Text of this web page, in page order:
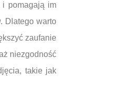
i pomagają im
Dlatego warto
zaufanie
niezgodność
takie jak